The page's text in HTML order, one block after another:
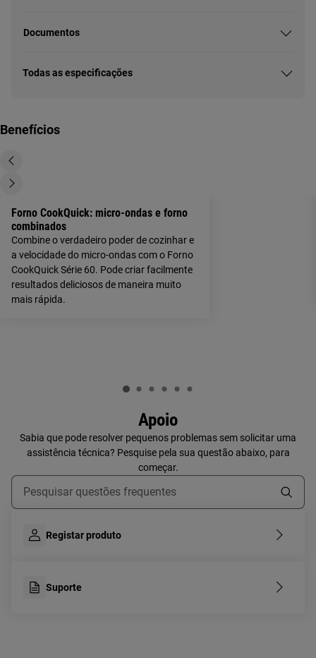
Documentos
Todas as especificações
Benefícios
Forno CookQuick: micro-ondas e forno
combinados
Combine o verdadeiro poder de cozinhar e
a velocidade do micro-ondas com o Forno
CookQuick Série 60. Pode criar facilmente
resultados deliciosos de maneira muito
mais rápida.
Apoio
Sabia que pode resolver pequenos problemas sem solicitar uma
assistência técnica? Pesquise pela sua questão abaixo, para
começar.
Type to search for support articles
Registar produto
Suporte